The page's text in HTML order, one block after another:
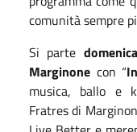
comunità sempre
Si parte
Marginone con “
musica, ballo e
Fratres di